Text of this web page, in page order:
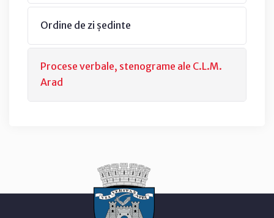
Ordine de zi ședinte
Procese verbale, stenograme ale C.L.M.
Arad